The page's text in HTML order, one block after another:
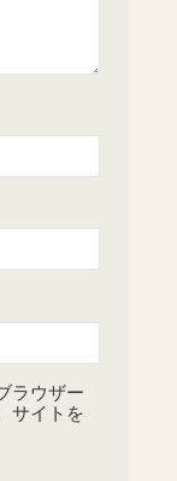
ラウザー
サイトを